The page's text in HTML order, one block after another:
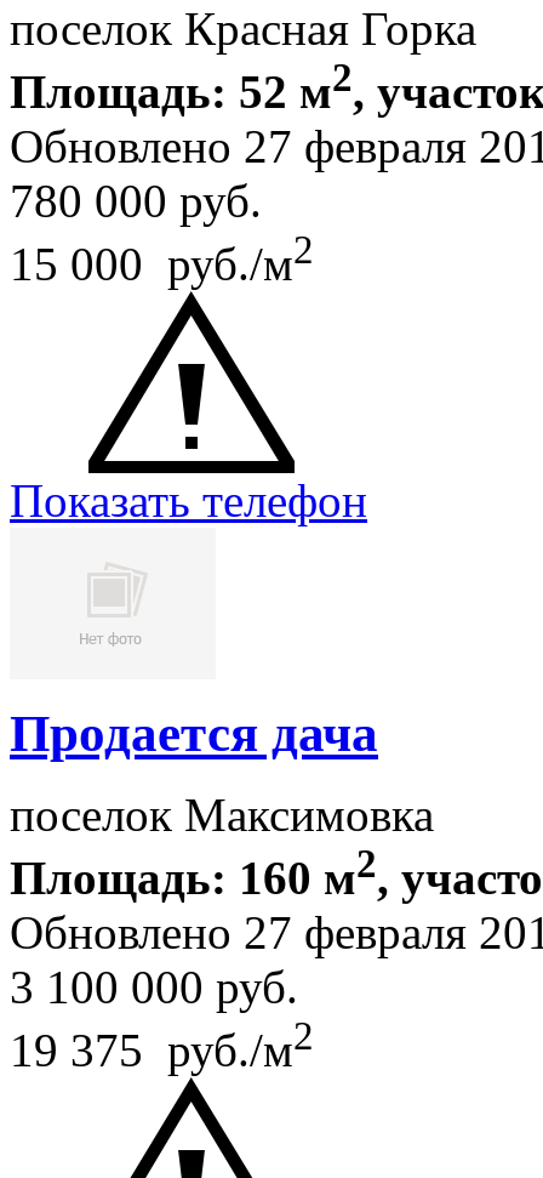
поселок Красная Горка
Площадь: 52 м2,
Обновлено 27 февраля
780 000 руб.
15 000 руб./м2
Показать телефон
Продается дача
поселок Максимовка
Площадь: 160 м2,
Обновлено 27 февраля
3 100 000 руб.
19 375 руб./м2